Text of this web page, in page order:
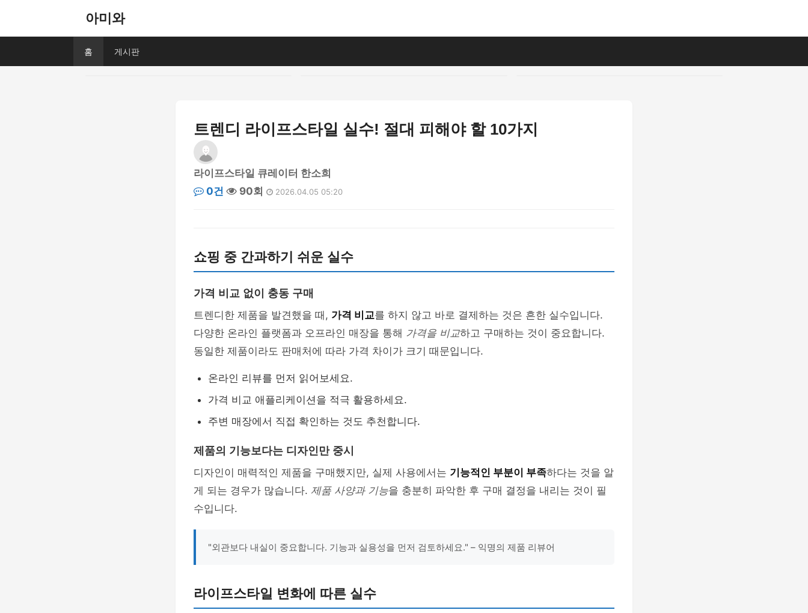
아미와
홈 게시판
트렌디 라이프스타일 실수! 절대 피해야 할 10가지
라이프스타일 큐레이터 한소희
0건
90회 2026.04.05 05:20
쇼핑 중 간과하기 쉬운 실수
가격 비교 없이 충동 구매
트렌디한 제품을 발견했을 때, 가격 비교를 하지 않고 바로 결제하는 것은 흔한 실수입니다.
다양한 온라인 플랫폼과 오프라인 매장을 통해 가격을 비교하고 구매하는 것이 중요합니다.
동일한 제품이라도 판매처에 따라 가격 차이가 크기 때문입니다.
온라인 리뷰를 먼저 읽어보세요.
가격 비교 애플리케이션을 적극 활용하세요.
주변 매장에서 직접 확인하는 것도 추천합니다.
제품의 기능보다는 디자인만 중시
디자인이 매력적인 제품을 구매했지만, 실제 사용에서는 기능적인 부분이 부족하다는 것을 알
게 되는 경우가 많습니다. 제품 사양과 기능을 충분히 파악한 후 구매 결정을 내리는 것이 필
수입니다.
"외관보다 내실이 중요합니다. 기능과 실용성을 먼저 검토하세요." – 익명의 제품 리뷰어
라이프스타일 변화에 따른 실수